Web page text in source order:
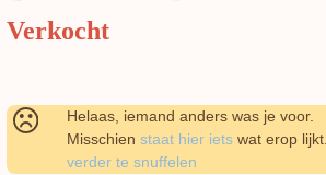
Verkocht
Helaas, iemand anders was je voor.
Misschien staat hier iets wat erop
verder te snuffelen